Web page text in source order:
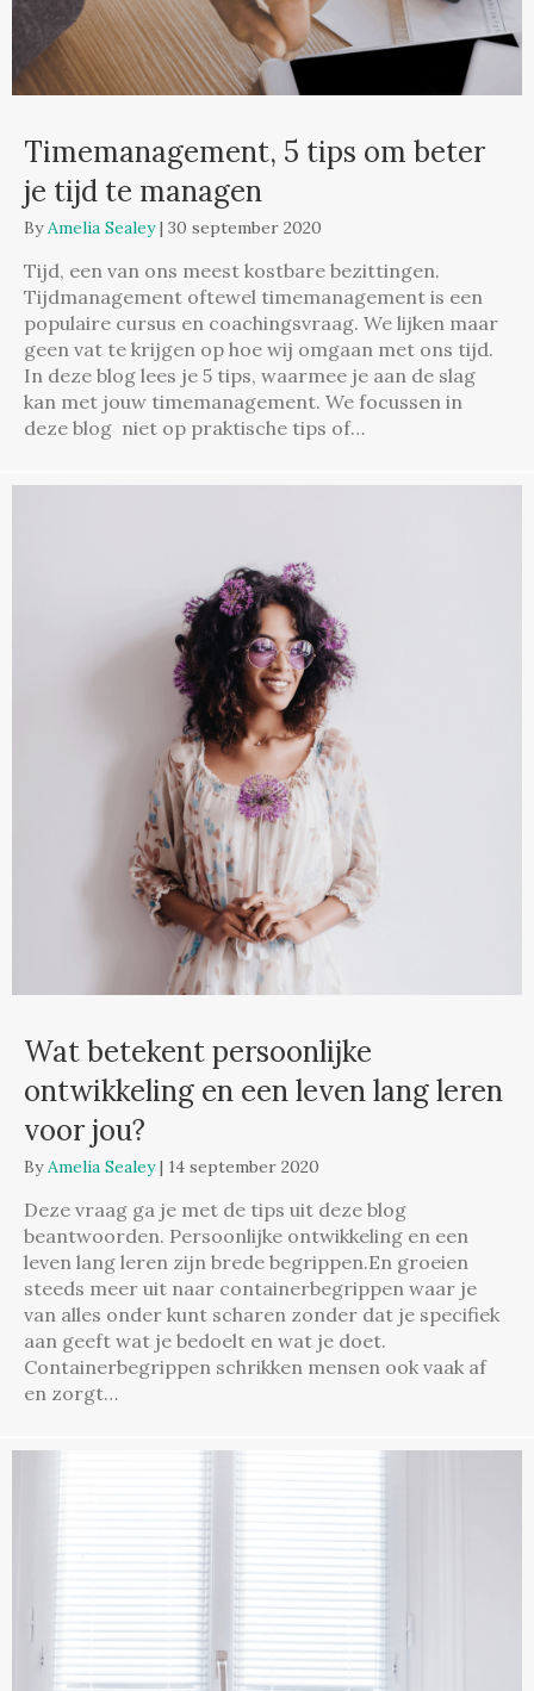
Timemanagement, 5 tips om beter
je tijd te managen
ByAmelia Sealey | 30 september 2020
Tijd, een van ons meest kostbare bezittingen.
Tijdmanagement oftewel timemanagement is een
populaire cursus en coachingsvraag. We lijken maar
geen vat te krijgen op hoe wij omgaan met ons tijd.
In deze blog lees je 5 tips, waarmee je aan de slag
kan met jouw timemanagement. We focussen in
deze blog niet op praktische tips of…
Wat betekent persoonlijke
ontwikkeling en een leven lang leren
voor jou?
ByAmelia Sealey | 14 september 2020
Deze vraag ga je met de tips uit deze blog
beantwoorden. Persoonlijke ontwikkeling en een
leven lang leren zijn brede begrippen.En groeien
steeds meer uit naar containerbegrippen waar je
van alles onder kunt scharen zonder dat je specifiek
aan geeft wat je bedoelt en wat je doet.
Containerbegrippen schrikken mensen ook vaak af
en zorgt…